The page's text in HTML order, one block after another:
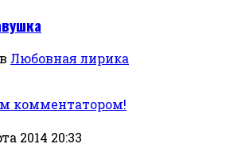
Любовная лирика
комментатором!
2014 20:33